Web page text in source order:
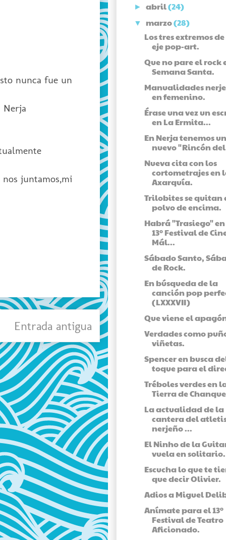
nunca fue un
Nerja
juntamos,mi
Entrada antigua
►abril(24)
▼ marzo(28)
Los tres extremos
eje pop-art.
Que no pare el rock
Semana Santa.
Manualidades
en femenino.
Érase una vez un
en La Ermita...
En Nerja tenemos un
nuevo "Rincón
Nueva cita con los
cortometrajes en
Axarquía.
Trilobites se quitan
polvo de encima.
Habrá "Trasiego"
13º Festival de
Mál...
Sábado Santo,
de Rock.
En búsqueda de la
canción pop
(LXXXVII)
Que viene el
Verdades como
viñetas.
Spencer en busca
toque para el
Tréboles verdes en
Tierra de
La actualidad de la
cantera del
nerjeño ...
El Ninho de la
vuela en solitario.
Escucha lo que te
que decir Olivier.
Adios a Miguel
Anímate para el 13º
Festival de Teatro
Aficionado.